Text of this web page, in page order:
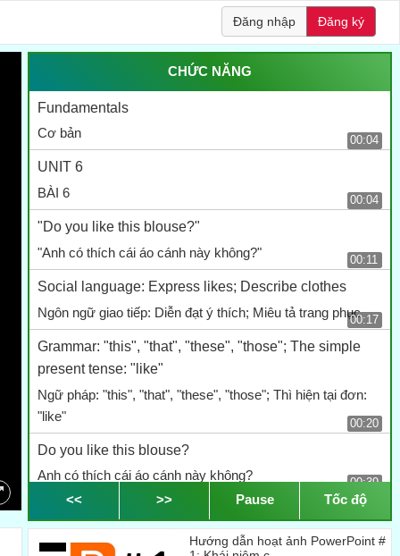
Đăng nhập Đăng ký
CHỨC NĂNG
Fundamentals
Cơ bản
00:04
UNIT 6
BÀI 6
00:04
"Do you like this blouse?"
"Anh có thích cái áo cánh này không?"
00:11
Social language: Express likes; Describe clothes
Ngôn ngữ giao tiếp: Diễn đạt ý thích; Miêu tả trang phục00:17
Grammar: "this", "that", "these", "those"; The simple
present tense: "like"
Ngữ pháp: "this", "that", "these", "those"; Thì hiện tại đơn:
"like"
00:20
Do you like this blouse?
Anh có thích cái áo cánh này không?
00:39
00:41
<< >> Pause Tốc độ
Hướng dẫn hoạt ảnh PowerPoint #